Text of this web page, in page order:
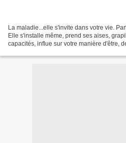
La maladie...elle s'invite dans votre vie.
Elle s'installe même, prend ses aises,
capacités, influe sur votre manière d'être,